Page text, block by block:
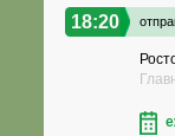
18:20